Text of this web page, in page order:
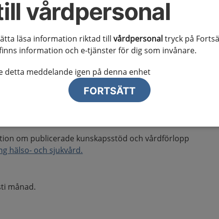
vårdpersonal
läsa information riktad till vårdpersonaltryck på
information och e-tjänster för dig som invånare.
detta meddelande igen på denna enhet
FORTSÄTT
listas de senast publicerade
vårdförloppen.
och september när det gäller kunskapsstöd med möjlighet till
om publicerade kunskapsstöd och vårdförlopp
hälso- och sjukvård.
månad.